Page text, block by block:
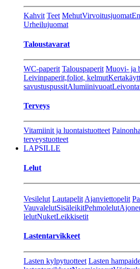
Kahvit Teet MehutVirvoitusjuomat
Urheilujuomat
Taloustavarat
WC-paperit Talouspaperit Muovi- ja
Leivinpaperit,foliot, kelmut
savustuspussitAlumiinivuoat
Terveys
Vitamiinit ja luontaistuotteet
terveystuotteet
LAPSILLE
Lelut
Vesilelut Lautapelit Ajanviettopelit
VauvalelutSisäleikitPehmolelut
lelutNuketLeikkisetit
Lastentarvikkeet
Lasten kylpytuotteet Lasten